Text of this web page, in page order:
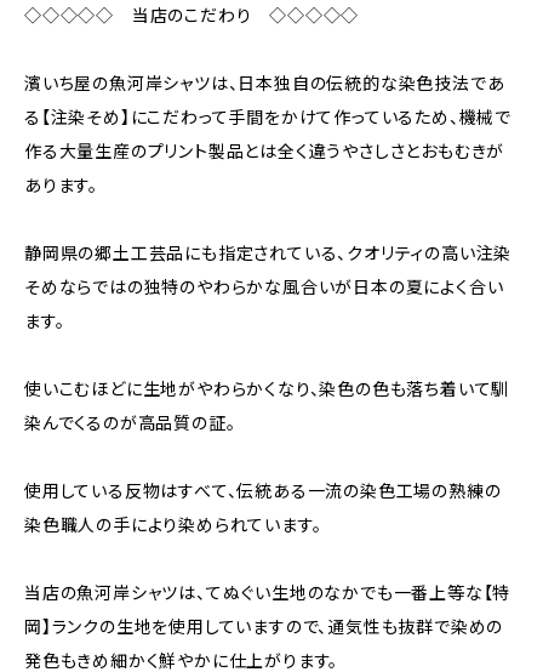
◇◇◇◇◇ 当店のこだわり ◇◇◇◇◇
濱いち屋の魚河岸シャツは、日本独自の伝統的な染色技法であ
る【注染そめ】にこだわって手間をかけて作っているため、機械で
作る大量生産のプリント製品とは全く違うやさしさとおもむきが
あります。
静岡県の郷土工芸品にも指定されている、クオリティの高い注染
そめならではの独特のやわらかな風合いが日本の夏によく合い
ます。
使いこむほどに生地がやわらかくなり、染色の色も落ち着いて馴
染んでくるのが高品質の証。
使用している反物はすべて、伝統ある一流の染色工場の熟練の
染色職人の手により染められています。
当店の魚河岸シャツは、てぬぐい生地のなかでも一番上等な【特
岡】ランクの生地を使用していますので、通気性も抜群で染めの
発色もきめ細かく鮮やかに仕上がります。